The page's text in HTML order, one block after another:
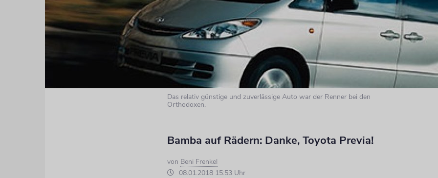
Das relativ günstige und zuverlässige Auto war der Renner bei den
Orthodoxen.
Bamba auf Rädern: Danke, Toyota Previa!
von Beni Frenkel
08.01.2018 15:53 Uhr